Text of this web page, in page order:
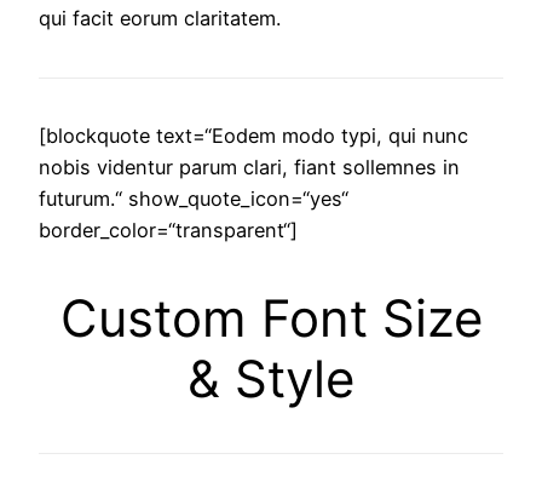
qui facit eorum claritatem.
[blockquote text=“Eodem modo typi, qui nunc
nobis videntur parum clari, fiant sollemnes in
futurum.“ show_quote_icon=“yes“
border_color=“transparent“]
Custom Font Size
& Style